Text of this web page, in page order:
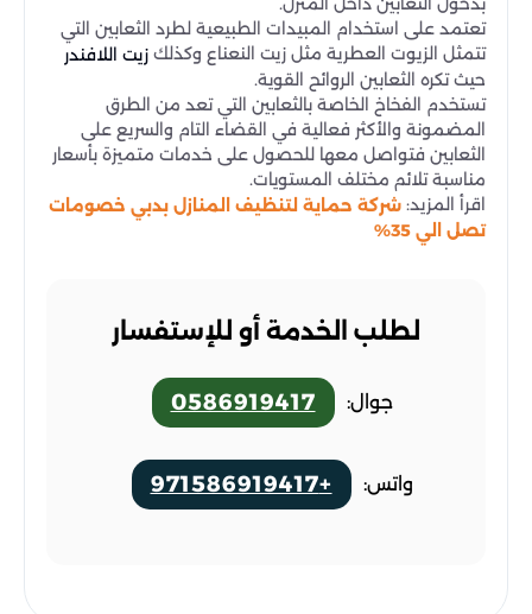
تعتمد على استخدام المبيدات الطبيعية لطرد الثعابين التي
تتمثل الزيوت العطرية مثل زيت النعناع وكذلك زيت اللافندر
حيث تكره الثعابين الروائح القوية.
تستخدم الفخاخ الخاصة بالثعابين التي تعد من الطرق
المضمونة والأكثر فعالية في القضاء التام والسريع على
الثعابين فتواصل معها للحصول على خدمات متميزة بأسعار
مناسبة تلائم مختلف المستويات.
اقرأ المزيد: شركة حماية لتنظيف المنازل بدبي خصومات
تصل الي 35%
لطلب الخدمة أو للإستفسار
جوال: 0586919417
واتس: +971586919417